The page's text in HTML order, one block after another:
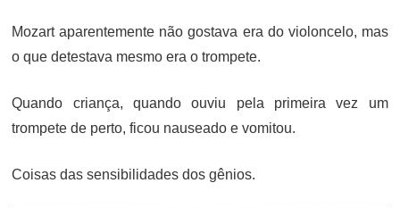
Mozart aparentemente não gostava era do violoncelo, mas
o que detestava mesmo era o trompete.
Quando criança, quando ouviu pela primeira vez um
trompete de perto, ficou nauseado e vomitou.
Coisas das sensibilidades dos gênios.